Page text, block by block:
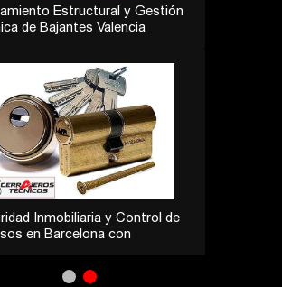
Estructural y Gestión
de Bajantes Valencia
Inmobiliaria y Control de
en Barcelona con